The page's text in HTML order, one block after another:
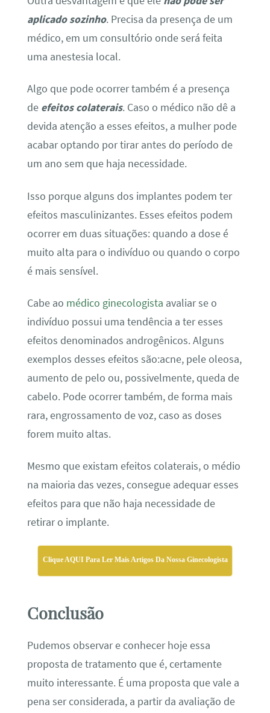
aplicado sozinho. Precisa da presença de um
médico, em um consultório onde será feita
uma anestesia local.
Algo que pode ocorrer também é a presença
de efeitos colaterais. Caso o médico não dê a
devida atenção a esses efeitos, a mulher pode
acabar optando por tirar antes do período de
um ano sem que haja necessidade.
Isso porque alguns dos implantes podem ter
efeitos masculinizantes. Esses efeitos podem
ocorrer em duas situações: quando a dose é
muito alta para o indivíduo ou quando o corpo
é mais sensível.
Cabe ao médico ginecologista avaliar se o
indivíduo possui uma tendência a ter esses
efeitos denominados androgênicos. Alguns
exemplos desses efeitos são:acne, pele oleosa,
aumento de pelo ou, possivelmente, queda de
cabelo. Pode ocorrer também, de forma mais
rara, engrossamento de voz, caso as doses
forem muito altas.
Mesmo que existam efeitos colaterais, o médio
na maioria das vezes, consegue adequar esses
efeitos para que não haja necessidade de
retirar o implante.
Clique AQUI Para Ler Mais Artigos Da Nossa Ginecologista
Conclusão
Pudemos observar e conhecer hoje essa
proposta de tratamento que é, certamente
muito interessante. É uma proposta que vale a
pena ser considerada, a partir da avaliação de